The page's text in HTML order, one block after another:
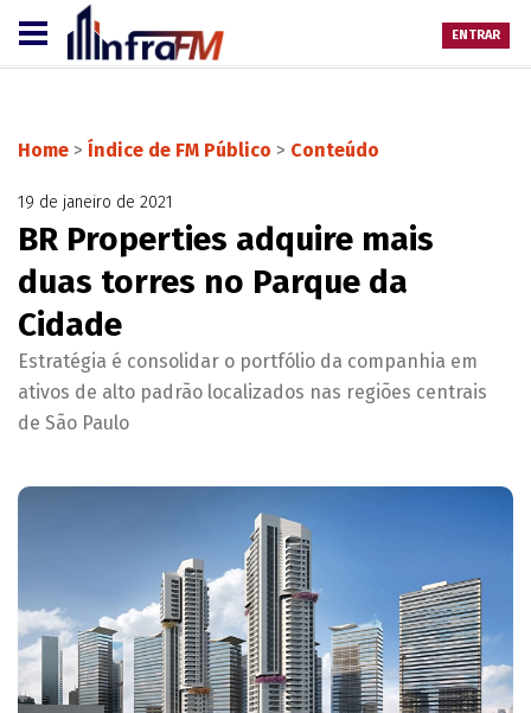
ENTRAR
Home > Índice de FM Público > Conteúdo
19 de janeiro de 2021
BR Properties adquire mais
duas torres no Parque da
Cidade
Estratégia é consolidar o portfólio da companhia em
ativos de alto padrão localizados nas regiões centrais
de São Paulo